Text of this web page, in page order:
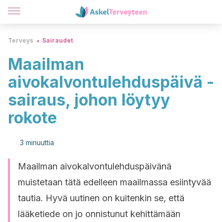
Terveys Sairaudet
Maailman
aivokalvontulehduspäivä -
sairaus, johon löytyy
rokote
3 minuuttia
Maailman aivokalvontulehduspäivänä
muistetaan tätä edelleen maailmassa esiintyvää
tautia. Hyvä uutinen on kuitenkin se, että
lääketiede on jo onnistunut kehittämään